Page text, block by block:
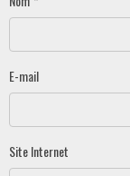
E-mail
Site Internet